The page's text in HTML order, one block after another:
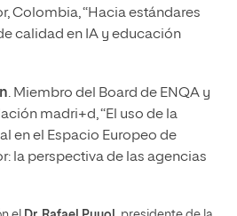
Colombia, “Hacia estándares
calidad en IA y educación
. Miembro del Board de ENQA y
madri+d, “El uso de la
en el Espacio Europeo de
la perspectiva de las agencias